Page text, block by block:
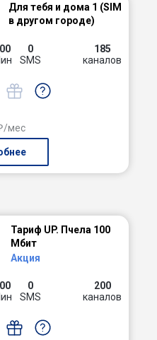
Для тебя и дома 1 (SIM
в другом городе)
0
SMS
185
каналов
мес
Тариф UP. Пчела 100
Мбит
Акция
0
SMS
200
каналов